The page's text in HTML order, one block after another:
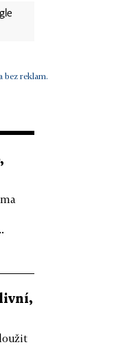
bez reklam.